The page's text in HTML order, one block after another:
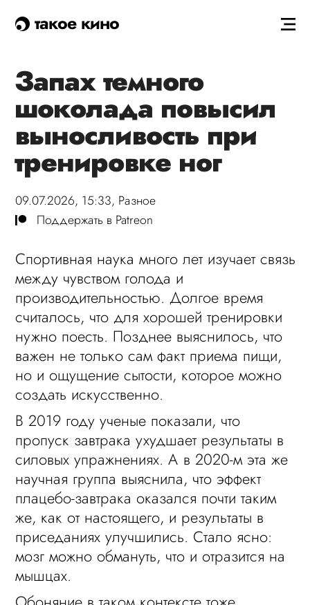
такое кино
Запах темного
шоколада повысил
выносливость при
тренировке ног
09.07.2026, 15:33, Разное
Поддержать в Patreon
Спортивная наука много лет изучает связь
между чувством голода и
производительностью. Долгое время
считалось, что для хорошей тренировки
нужно поесть. Позднее выяснилось, что
важен не только сам факт приема пищи,
но и ощущение сытости, которое можно
создать искусственно.
В 2019 году ученые показали, что
пропуск завтрака ухудшает результаты в
силовых упражнениях. А в 2020-м эта же
научная группа выяснила, что эффект
плацебо-завтрака оказался почти таким
же, как от настоящего, и результаты в
приседаниях улучшились. Стало ясно:
мозг можно обмануть, что и отразится на
мышцах.